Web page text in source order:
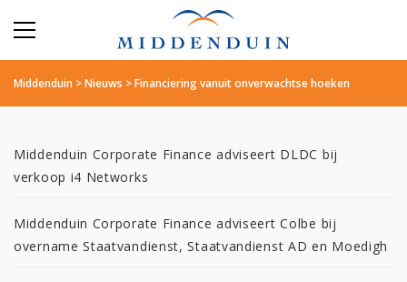
Middenduin >Nieuws >Financiering vanuit onverwachtse hoeken
Middenduin Corporate Finance adviseert DLDC bij
verkoop i4 Networks
Middenduin Corporate Finance adviseert Colbe bij
overname Staatvandienst, Staatvandienst AD en Moedigh